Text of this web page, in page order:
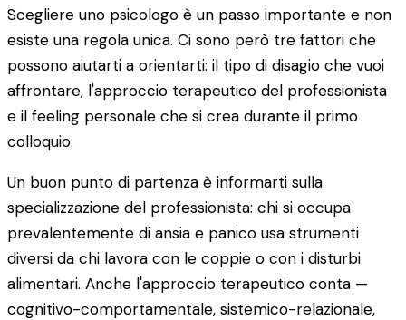
Scegliere uno psicologo è un passo importante e non
esiste una regola unica. Ci sono però tre fattori che
possono aiutarti a orientarti: il tipo di disagio che vuoi
affrontare, l'approccio terapeutico del professionista
e il feeling personale che si crea durante il primo
colloquio.
Un buon punto di partenza è informarti sulla
specializzazione del professionista: chi si occupa
prevalentemente di ansia e panico usa strumenti
diversi da chi lavora con le coppie o con i disturbi
alimentari. Anche l'approccio terapeutico conta —
cognitivo-comportamentale, sistemico-relazionale,